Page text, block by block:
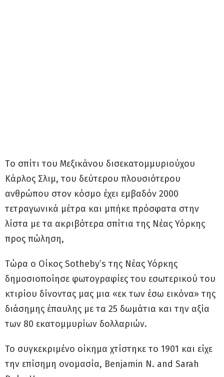
Tο σπίτι του Μεξικάνου δισεκατομμυριούχου
Κάρλος Σλιμ, του δεύτερου πλουσιότερου
ανθρώπου στον κόσμο έχει εμβαδόν 2000
τετραγωνικά μέτρα και μπήκε πρόσφατα στην
λίστα με τα ακριβότερα σπίτια της Νέας Υόρκης
προς πώληση,
Tώρα ο Οίκος Sotheby’s της Νέας Υόρκης
δημοσιοποίησε φωτογραφίες του εσωτερικού του
κτιρίου δίνοντας μας μια «εκ των έσω εικόνα» της
διάσημης έπαυλης με τα 25 δωμάτια και την αξία
των 80 εκατομμυρίων δολλαριών.
Το συγκεκριμένο οίκημα χτίστηκε το 1901 και είχε
την επίσημη ονομασία, Benjamin N. and Sarah